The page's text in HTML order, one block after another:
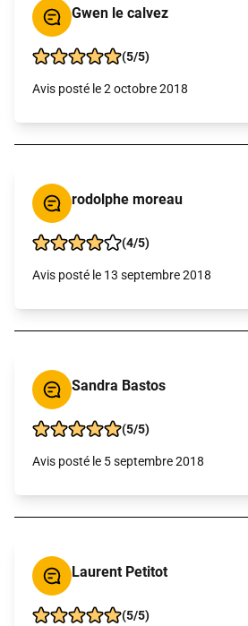
Gwen le calvez
(5/5)
Avis posté le 2 octobre 2018
rodolphe moreau
(4/5)
Avis posté le 13 septembre 2018
Sandra Bastos
(5/5)
Avis posté le 5 septembre 2018
Laurent Petitot
(5/5)